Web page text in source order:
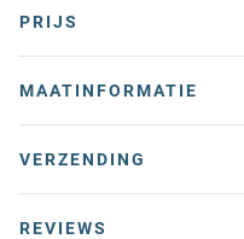
PRIJS
MAATINFORMATIE
VERZENDING
REVIEWS